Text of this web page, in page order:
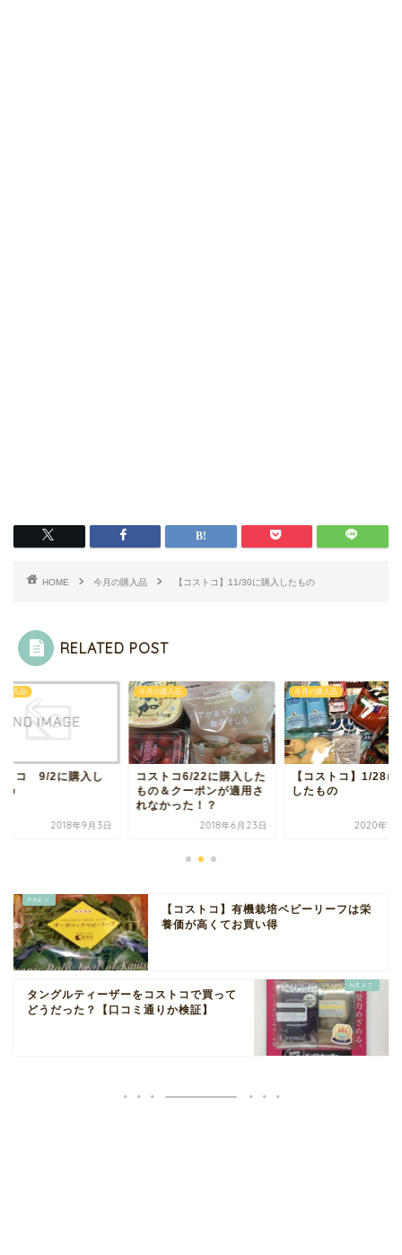
HOME 今月の購入品 【コストコ】11/30に購入したもの
RELATED POST
し
コストコ6/22に購入した
もの＆クーポンが適用さ
れなかった！？
今月の購入品
【コストコ】1/28に購入
したもの
今月の
コス
【コストコ】有機栽培ベビーリーフは栄
養価が高くてお買い得
タングルティーザーをコストコで買って
どうだった？【口コミ通りか検証】